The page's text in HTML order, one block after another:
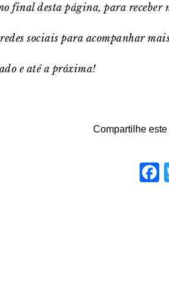
final desta página, para receber
sociais para acompanhar
e até a próxima!
Compartilhe